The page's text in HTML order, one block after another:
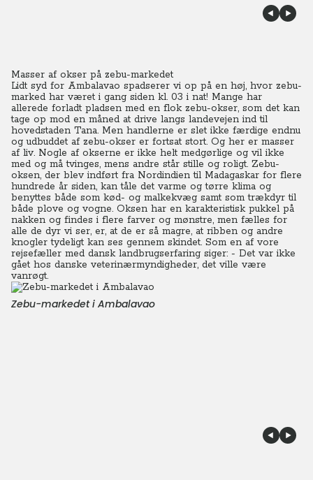
Masser af okser på zebu-markedet
Lidt syd for Ambalavao spadserer vi op på en høj, hvor zebu-
marked har været i gang siden kl. 03 i nat! Mange har
allerede forladt pladsen med en flok zebu-okser, som det kan
tage op mod en måned at drive langs landevejen ind til
hovedstaden Tana. Men handlerne er slet ikke færdige endnu
og udbuddet af zebu-okser er fortsat stort. Og her er masser
af liv. Nogle af okserne er ikke helt medgørlige og vil ikke
med og må tvinges, mens andre står stille og roligt. Zebu-
oksen, der blev indført fra Nordindien til Madagaskar for flere
hundrede år siden, kan tåle det varme og tørre klima og
benyttes både som kød- og malkekvæg samt som trækdyr til
både plove og vogne. Oksen har en karakteristisk pukkel på
nakken og findes i flere farver og mønstre, men fælles for
alle de dyr vi ser, er, at de er så magre, at ribben og andre
knogler tydeligt kan ses gennem skindet. Som en af vore
rejsefæller med dansk landbrugserfaring siger: - Det var ikke
gået hos danske veterinærmyndigheder, det ville være
vanrøgt.
Zebu-markedet i Ambalavao